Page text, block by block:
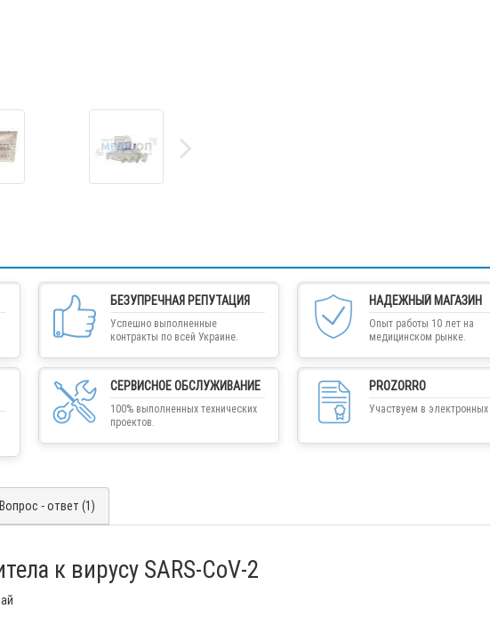
БЕЗУПРЕЧНАЯ РЕПУТАЦИЯ
Успешно выполненные
контракты по всей Украине.
НАДЕЖНЫЙ МАГАЗИН
Опыт работы 10 лет на
медицинском рынке.
СЕРВИСНОЕ ОБСЛУЖИВАНИЕ
100% выполненных технических
проектов.
PROZORRO
Участвуем в электронных
Вопрос - ответ (1)
к вирусу SARS-CoV-2